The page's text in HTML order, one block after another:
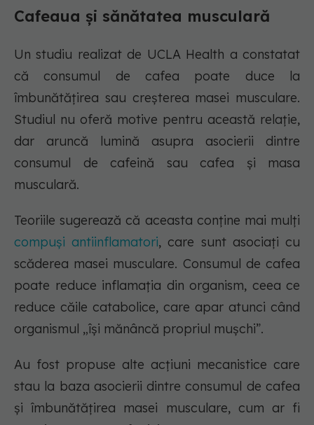
Cafeaua și sănătatea musculară
Un studiu realizat de UCLA Health a constatat
că consumul de cafea poate duce la
îmbunătățirea sau creșterea masei musculare.
Studiul nu oferă motive pentru această relație,
dar aruncă lumină asupra asocierii dintre
consumul de cafeină sau cafea și masa
musculară.
Teoriile sugerează că aceasta conține mai mulți
compuși antiinflamatori, care sunt asociați cu
scăderea masei musculare. Consumul de cafea
poate reduce inflamația din organism, ceea ce
reduce căile catabolice, care apar atunci când
organismul „își mănâncă propriul mușchi”.
Au fost propuse alte acțiuni mecanistice care
stau la baza asocierii dintre consumul de cafea
și îmbunătățirea masei musculare, cum ar fi